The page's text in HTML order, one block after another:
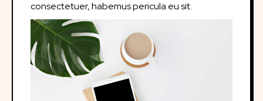
consectetuer, habemus pericula eu sit.